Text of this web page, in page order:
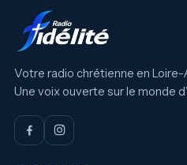
Votre radio chrétienne en Loire-
Une voix ouverte sur le monde